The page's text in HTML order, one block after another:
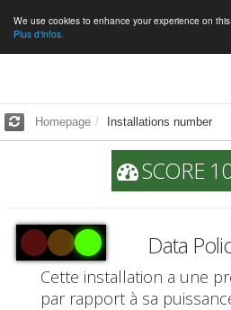
We use cookies to enhance your experience on
Plus d'infos.
Homepage Installations number
SCORE
Data
Cette installation a une
par rapport à sa